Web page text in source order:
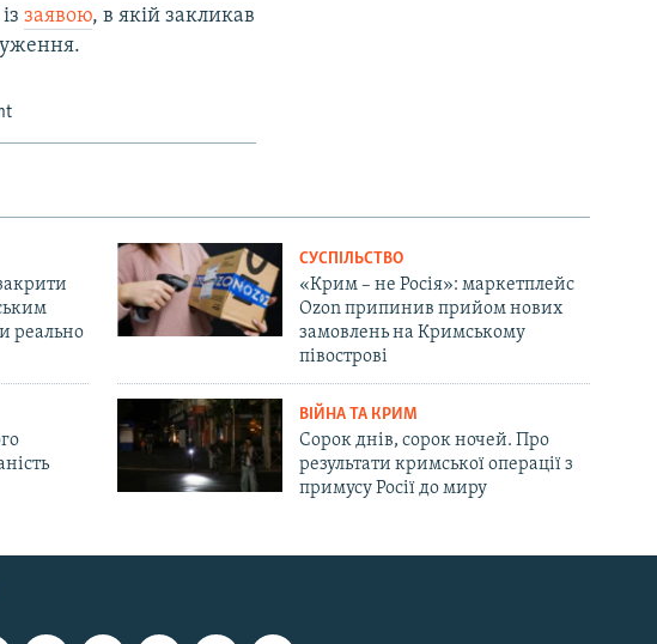
заявою, в якій закликав
реально
СУСПІЛЬСТВО
«Крим – не Росія»: маркетплейс
Ozon припинив прийом нових
замовлень на Кримському
півострові
ВІЙНА ТА КРИМ
Сорок днів, сорок ночей. Про
результати кримської операції з
примусу Росії до миру